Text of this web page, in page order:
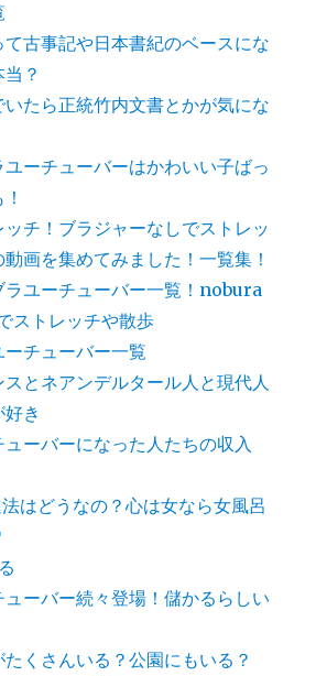
古事記や日本書紀のベースにな
？
たら正統竹内文書とかが気にな
ーチューバーはかわいい子ばっ
ッチ！ブラジャーなしでストレッ
画を集めてみました！一覧集！
ラユーチューバー一覧！nobura
ストレッチや散歩
チューバー一覧
とネアンデルタール人と現代人
き
ューバーになった人たちの収入
はどうなの？心は女なら女風呂
ューバー続々登場！儲かるらしい
くさんいる？公園にもいる？